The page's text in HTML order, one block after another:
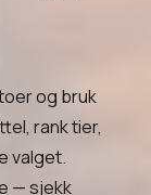
og bruk
rank tier,
valget.
— sjekk